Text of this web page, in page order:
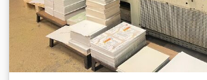
håndtag. Vores
kvalitet, pålidelighed og fleksibilitet i
tilpasset kundens individuelle behov.